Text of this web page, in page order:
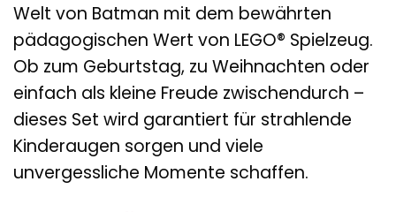
Welt von Batman mit dem bewährten
pädagogischen Wert von LEGO® Spielzeug.
Ob zum Geburtstag, zu Weihnachten oder
einfach als kleine Freude zwischendurch –
dieses Set wird garantiert für strahlende
Kinderaugen sorgen und viele
unvergessliche Momente schaffen.